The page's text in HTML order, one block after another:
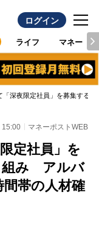
ログイン
ライフ マネー
「深夜限定社員」を募集する
15:00 マネーポストWEB
定社員」を
組み アルバ
帯の人材確